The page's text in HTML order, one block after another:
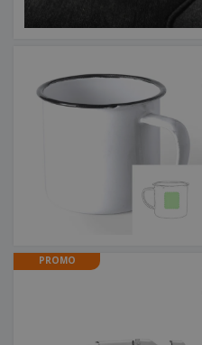
PROMO